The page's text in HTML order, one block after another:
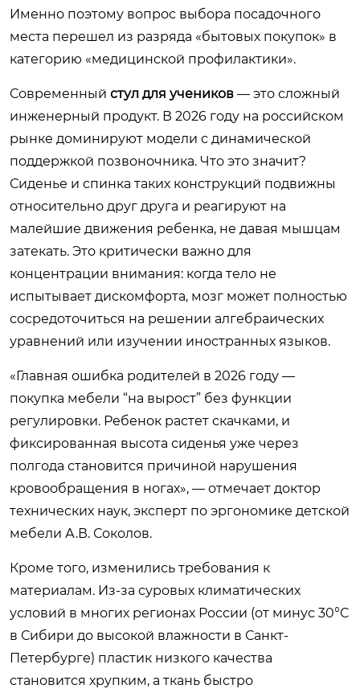
Именно поэтому вопрос выбора посадочного
места перешел из разряда «бытовых покупок» в
категорию «медицинской профилактики».
Современный стул для учеников — это сложный
инженерный продукт. В 2026 году на российском
рынке доминируют модели с динамической
поддержкой позвоночника. Что это значит?
Сиденье и спинка таких конструкций подвижны
относительно друг друга и реагируют на
малейшие движения ребенка, не давая мышцам
затекать. Это критически важно для
концентрации внимания: когда тело не
испытывает дискомфорта, мозг может полностью
сосредоточиться на решении алгебраических
уравнений или изучении иностранных языков.
«Главная ошибка родителей в 2026 году —
покупка мебели “на вырост” без функции
регулировки. Ребенок растет скачками, и
фиксированная высота сиденья уже через
полгода становится причиной нарушения
кровообращения в ногах», — отмечает доктор
технических наук, эксперт по эргономике детской
мебели А.В. Соколов.
Кроме того, изменились требования к
материалам. Из-за суровых климатических
условий в многих регионах России (от минус 30°C
в Сибири до высокой влажности в Санкт-
Петербурге) пластик низкого качества
становится хрупким, а ткань быстро